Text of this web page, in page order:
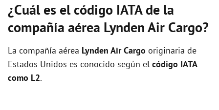
¿Cuál es el código IATA de la
compañía aérea Lynden Air Cargo?
La compañía aérea Lynden Air Cargo originaria de
Estados Unidos es conocido según el código IATA
como L2.